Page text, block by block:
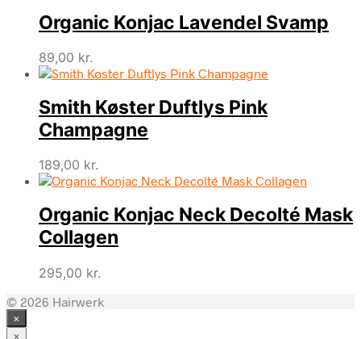
Organic Konjac Lavendel Svamp
89,00 kr.
Smith Køster Duftlys Pink
Champagne
189,00 kr.
Organic Konjac Neck Decolté Mask
Collagen
295,00 kr.
© 2026 Hairwerk
×
×